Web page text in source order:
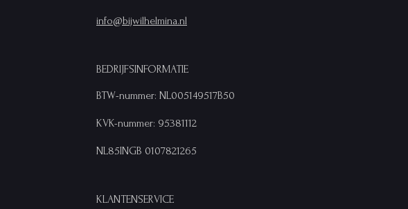
info@bijwilhelmina.nl
BEDRIJFSINFORMATIE
BTW-nummer: NL005149517B50
KVK-nummer: 95381112
NL85INGB 0107821265
KLANTENSERVICE